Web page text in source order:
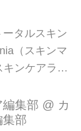
ュオーク
に直接塗布
タルスキン
（スキンマ
ンケアライ
ン」「セラ
ド高保湿ク
ショップな
集部 @ カ
集部